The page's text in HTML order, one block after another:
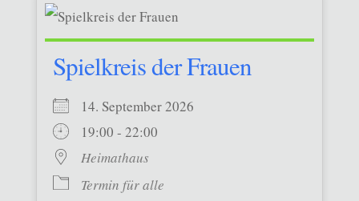
Spielkreis der Frauen
14. September 2026
19:00 - 22:00
Heimathaus
Termin für alle